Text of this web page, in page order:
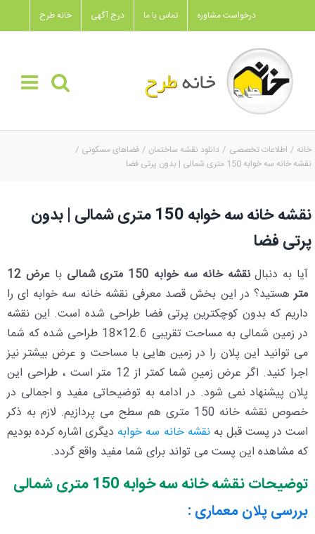
to
content
خانه طرح درج آگهی تماس با ما درخواست مشاوره
خانه اطلاعات تخصصی دانلود نقشه ساختمان
فضاهای مسکونی
نقشه خانه سه خوابه 150 متری شمالی | بدون پرتی فضا
نقشه خانه سه خوابه 150 متری شمالی | بدون
پرتی فضا
آیا به دنبالنقشه خانه سه خوابه 150 متری شمالی با
عرض 12
مترهستید؟ در این بخش قصد معرفی نقشه خانه سه خوابه ای را
داریم که بدون کوچکترین پرتی فضا طراحی شده است. این نقشه
در زمین شمالی به مساحت تقریبی 12.6×18 طراحی شده که شما
می توانید این پلان را در زمین هایی با مساحت و عرض بیشتر نیز
اجرا کنید. اگر عرض زمینِ شما کمتر از 12 متر است ، طراحی این
پلان پیشنهاد نمی شود. در ادامه به توضیحاتی مفید و اجمالی در
خصوص نقشه خانه 150 متری هم سطح می پردازیم. لازم به ذکر
است در پست قبل بهنقشه خانه سه خوابه دیگری اشاره کرده بودیم
که مشاهده این پست می تواند برای شما مفید واقع گردد.
توضیحات نقشه خانه سه خوابه 150 متری شمالی
بررسی پلان معماری :